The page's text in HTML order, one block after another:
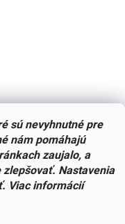
sú nevyhnutné pre
nám pomáhajú
zaujalo, a
Nastavenia
Viac informácií